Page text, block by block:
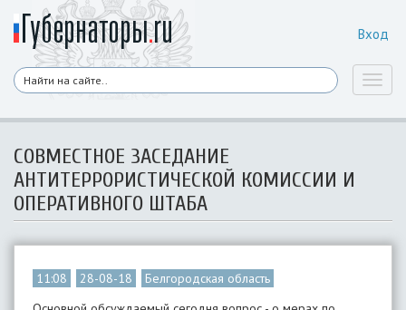
Вход
СОВМЕСТНОЕ ЗАСЕДАНИЕ
АНТИТЕРРОРИСТИЧЕСКОЙ КОМИССИИ И
ОПЕРАТИВНОГО ШТАБА
11:08 28-08-18
Белгородская область